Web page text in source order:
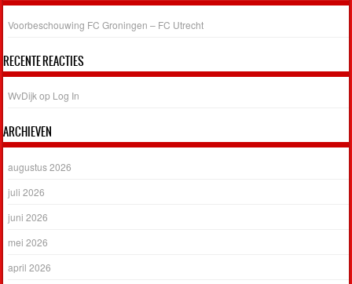
Voorbeschouwing FC Groningen – FC Utrecht
RECENTE REACTIES
WvDijk op Log In
ARCHIEVEN
augustus 2026
juli 2026
juni 2026
mei 2026
april 2026